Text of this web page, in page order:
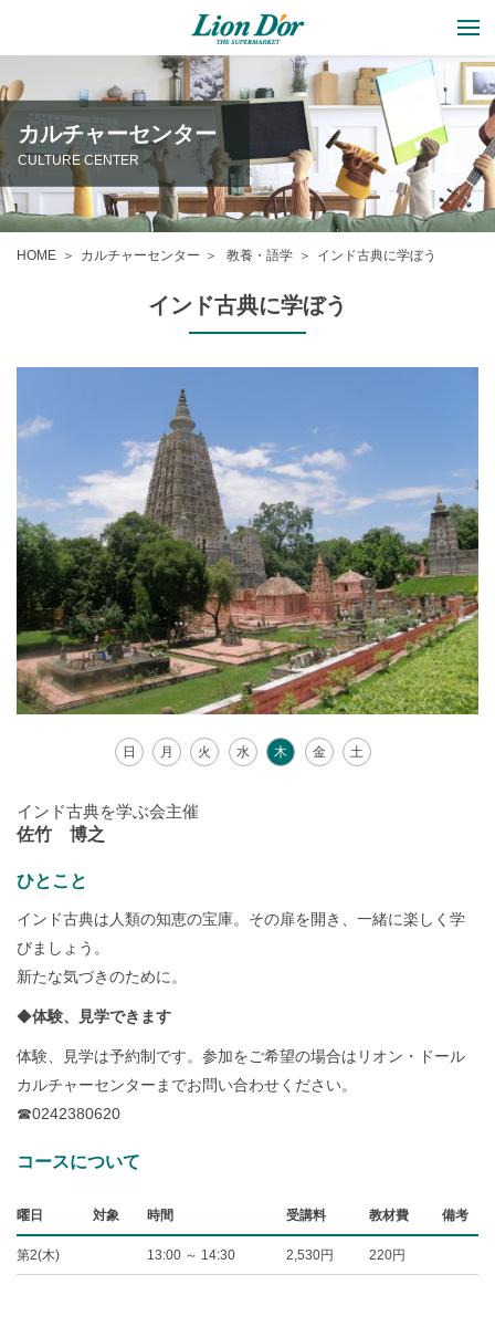
カルチャーセンター
CULTURE CENTER
HOME カルチャーセンター 教養・語学 インド古典に学ぼう
インド古典に学ぼう
日 月 火 水 木 金 土
インド古典を学ぶ会主催
佐竹 博之
ひとこと
インド古典は人類の知恵の宝庫。その扉を開き、一緒に楽しく学
びましょう。
新たな気づきのために。
◆体験、見学できます
体験、見学は予約制です。参加をご希望の場合はリオン・ドール
カルチャーセンターまでお問い合わせください。
☎0242380620
コースについて
曜日 対象 時間 受講料 教材費 備考
第2(木) 13:00 ～ 14:30 2,530円 220円